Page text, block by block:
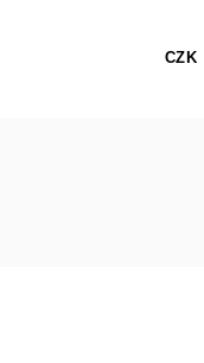
CZK
NEHOŘLAVÉ